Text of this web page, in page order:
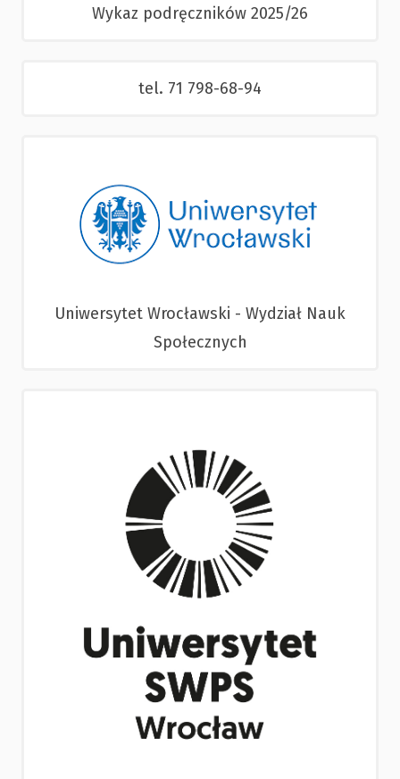
Wykaz podręczników 2025/26
tel. 71 798-68-94
Uniwersytet Wrocławski - Wydział Nauk
Społecznych